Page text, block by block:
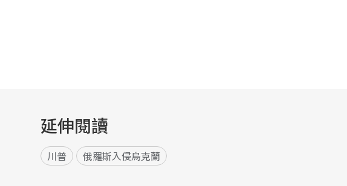
延伸閱讀
川普 俄羅斯入侵烏克蘭